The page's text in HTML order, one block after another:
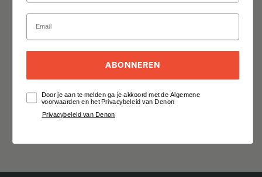
Inputs Outputs
Specifications
General
ABONNEREN
Door je aan te melden ga je akkoord met de Algemene
voorwaarden en het Privacybeleid van Denon
Privacybeleid van Denon